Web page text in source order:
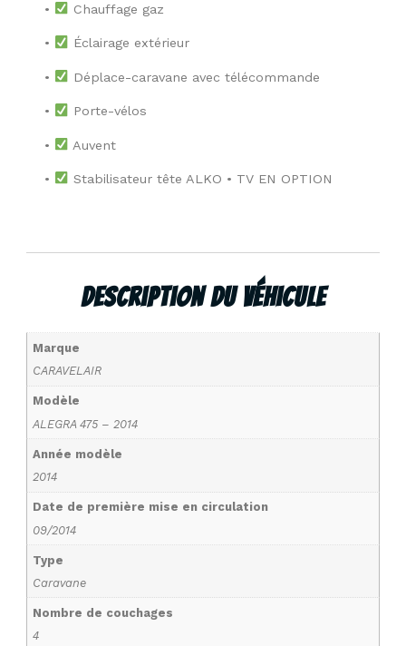
• Chauffage gaz
• Éclairage extérieur
• Déplace-caravane avec télécommande
• Porte-vélos
• Auvent
• Stabilisateur tête ALKO • TV EN OPTION
Description Du Véhicule
Marque
CARAVELAIR
Modèle
ALEGRA 475 – 2014
Année modèle
2014
Date de première mise en circulation
09/2014
Type
Caravane
Nombre de couchages
4